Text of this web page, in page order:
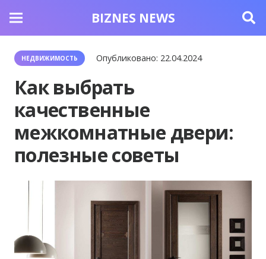
BIZNES NEWS
НЕДВИЖИМОСТЬ Опубликовано: 22.04.2024
Как выбрать
качественные
межкомнатные двери:
полезные советы